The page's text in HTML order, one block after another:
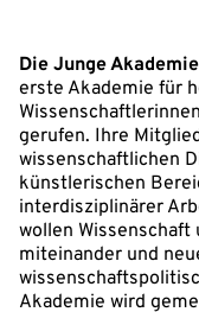
Die Junge Akademie
erste Akademie für
gerufen. Ihre
wissenschaftlichen
künstlerischen
interdisziplinärer
wollen Wissenschaft
miteinander und
Akademie wird